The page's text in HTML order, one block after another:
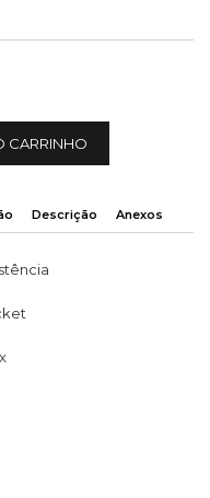
CARRINHO
Descrição Anexos